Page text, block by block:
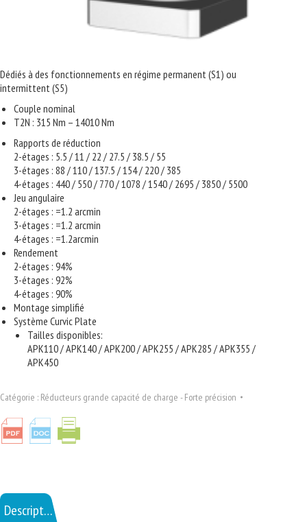
Dédiés à des fonctionnements en régime permanent (S1) ou
intermittent (S5)
Couple nominal
T2N : 315 Nm – 14010 Nm
Rapports de réduction
2-étages : 5.5 / 11 / 22 / 27.5 / 38.5 / 55
3-étages : 88 / 110 / 137.5 / 154 / 220 / 385
4-étages : 440 / 550 / 770 / 1078 / 1540 / 2695 / 3850 / 5500
Jeu angulaire
2-étages : =1.2 arcmin
3-étages : =1.2 arcmin
4-étages : =1.2arcmin
Rendement
2-étages : 94%
3-étages : 92%
4-étages : 90%
Montage simplifié
Système Curvic Plate
Tailles disponibles:
APK110 / APK140 / APK200 / APK255 / APK285 / APK355 /
APK450
Catégorie : Réducteurs grande capacité de charge - Forte précision
Description